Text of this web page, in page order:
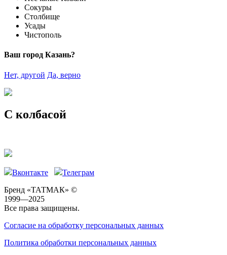
Сокуры
Столбище
Усады
Чистополь
Ваш город Казань?
Нет, другой Да, верно
С колбасой
Вконтакте
Телеграм
Бренд «ТАТМАК» ©
1999—2025
Все права защищены.
Согласие на обработку персональных данных
Политика обработки персональных данных